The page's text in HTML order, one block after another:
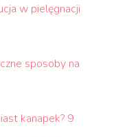
w pielęgnacji
sposoby na
kanapek? 9